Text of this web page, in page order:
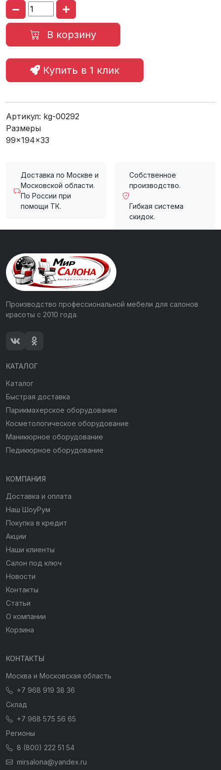
В корзину
Купить в 1 клик
Артикул: kg-00292
Размеры
99x194x33
Доставка по Москве и
Московской области.
По России при
помощи ТК.
Собственное
производство.
Гибкая система
скидок.
Производство профессиональной мебели для салонов
красоты с 2010 года.
КАТАЛОГ
Каталог
Быстрая доставка
Парикмахерское оборудование
Косметологическое оборудование
Маникюрное оборудование
Педикюрное оборудование
КОМПАНИЯ
Доставка и оплата
Наш ШоуРум
Покупка в кредит
Акции
Наши клиенты
Салон под ключ
Новости
Контакты
Статьи
О компании
Корзина
КОНТАКТЫ
Москва и Московская область
+7 968 919 38 36
Склад
+7 968 575 56 65
Регионы
8 (800) 222 51 54
mirsalona@yandex.ru